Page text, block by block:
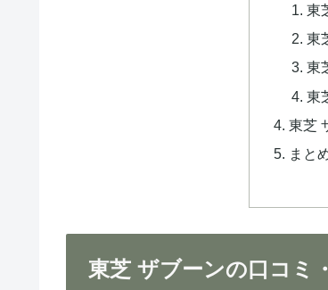
東
東
東
東
東芝
まと
東芝 ザブーンの口コミ